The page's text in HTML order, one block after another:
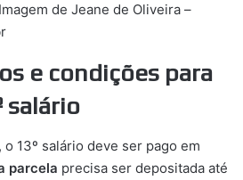
de Jeane de Oliveira –
e condições para
salário
13º salário deve ser pago em
parcela precisa ser depositada até